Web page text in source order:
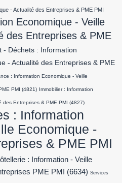
- Actualité des Entreprises & PME PMI
Economique - Veille
des Entreprises & PME
- Déchets : Information
- Actualité des Entreprises & PME
: Information Economique - Veille
PMI (4821) Immobilier : Information
des Entreprises & PME PMI (4827)
: Information
Economique -
& PME PMI
: Information - Veille
PME PMI
(6634) Services